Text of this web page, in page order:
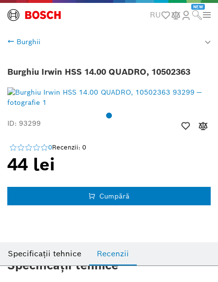
RU
NEW
Burghii
Burghiu Irwin HSS 14.00 QUADRO, 10502363
ID: 93299
0Recenzii: 0
44 lei
Cumpără
Specificații tehnice Recenzii
Specificații tehnice